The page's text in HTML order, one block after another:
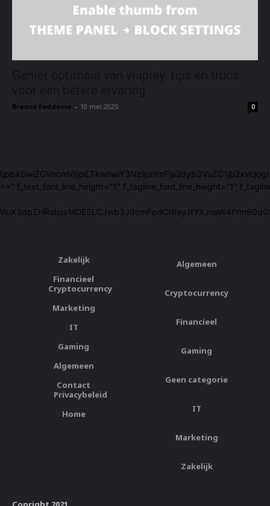
Branco Feddema - 10 mei 2025 0
f_tagline_font_line_height="1"
Zakelijk
Financieel
Cryptocurrency
Marketing
IT
Gaming
Algemeen
Contact
Privacybeleid
Home
Algemeen
Cryptocurrency
Financieel
Gaming
Geen categorie
IT
Marketing
Zakelijk